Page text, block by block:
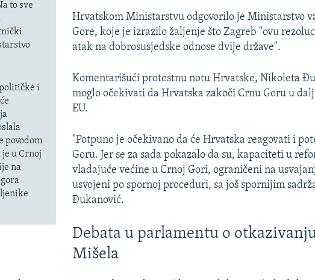
to sve
i
povodom
u Crnoj
na
Hrvatskom Ministarstvu odgovorilo je Ministarstvo
Gore, koje je izrazilo žaljenje što Zagreb "ovu
atak na dobrosusjedske odnose dvije države".
Komentarišući protestnu notu Hrvatske, Nikoleta
moglo očekivati da Hrvatska zakoči Crnu Goru u
EU.
"Potpuno je očekivano da će Hrvatska reagovati i
Goru. Jer se za sada pokazalo da su, kapaciteti u
vladajuće većine u Crnoj Gori, ograničeni na
usvojeni po spornoj proceduri, sa još spornijim
Đukanović.
Debata u parlamentu o
Mišela